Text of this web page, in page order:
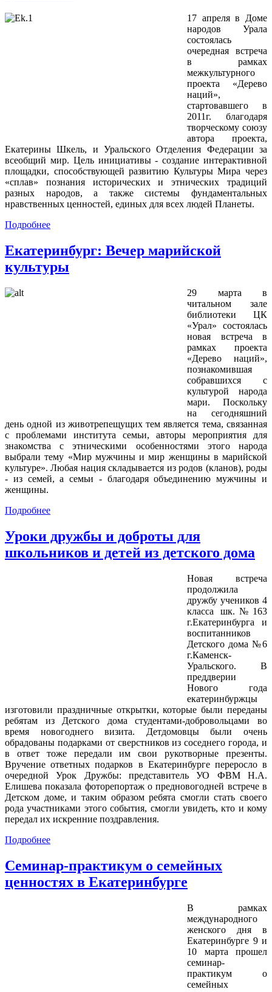
17 апреля в Доме
народов Урала
состоялась
очередная встреча
в рамках
межкультурного
проекта «Дерево
наций»,
стартовавшего в
2011г. благодаря
творческому союзу
автора проекта,
Екатерины Шкель, и Уральского Отделения Федерации за
всеобщий мир. Цель инициативы - создание интерактивной
площадки, способствующей развитию Культуры Мира через
«сплав» познания исторических и этнических традиций
разных народов, а также системы фундаментальных
нравственных ценностей, единых для всех людей Планеты.
Подробнее
Екатеринбург: Вечер марийской
культуры
29 марта в
читальном зале
библиотеки ЦК
«Урал» состоялась
новая встреча в
рамках проекта
«Дерево наций»,
познакомившая
собравшихся с
культурой народа
мари. Поскольку
на сегодняшний
день одной из животрепещущих тем является тема, связанная
с проблемами института семьи, авторы мероприятия для
знакомства с этническими особенностями этого народа
выбрали тему «Мир мужчины и мир женщины в марийской
культуре». Любая нация складывается из родов (кланов), роды
- из семей, а семьи - благодаря объединению мужчины и
женщины.
Подробнее
Уроки дружбы и доброты для
школьников и детей из детского дома
Новая встреча
продолжила
дружбу учеников 4
класса шк.№163
г.Екатеринбурга и
воспитанников
Детского дома №6
г.Каменск-
Уральского. В
преддверии
Нового года
екатеринбуржцы
изготовили праздничные открытки, которые были переданы
ребятам из Детского дома студентами-добровольцами во
время новогоднего визита. Детдомовцы были очень
обрадованы подарками от сверстников из соседнего города, и
в ответ тоже передали им свои рукотворные презенты.
Вручение ответных подарков в Екатеринбурге переросло в
очередной Урок Дружбы: представитель УО ФВМ Н.А.
Елишева показала фоторепортаж о предновогодней встрече в
Детском доме, и таким образом ребята смогли стать своего
рода участниками этого события, смогли увидеть, кто и кому
передал их искренние поздравления.
Подробнее
Семинар-практикум о семейных
ценностях в Екатеринбурге
В рамках
международного
женского дня в
Екатеринбурге 9 и
10 марта прошел
семинар-
практикум о
семейных